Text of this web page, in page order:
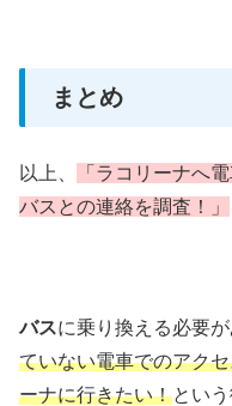
まとめ
以上、
「ラコリーナへ
バスとの連絡を調査！」
バスに乗り換える必要が
ていない電車でのアク
ーナに行きたい！とい